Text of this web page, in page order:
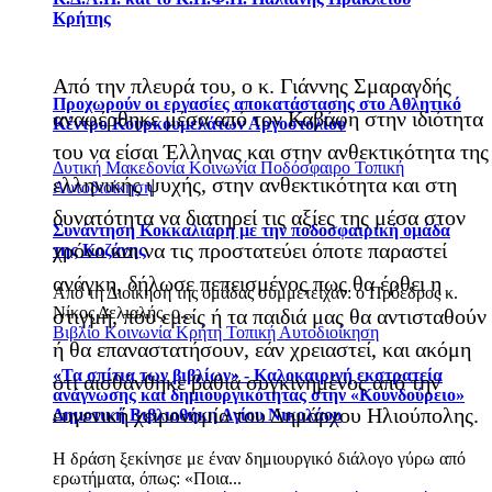
Κρήτης
Προχωρούν οι εργασίες αποκατάστασης στο Αθλητικό
Κέντρο Κουρκουμελάτων Αργοστολίου
Δυτική Μακεδονία Κοινωνία Ποδόσφαιρο Τοπική
Αυτοδιοίκηση
Συνάντηση Κοκκαλιάρη με την ποδοσφαιρική ομάδα
της Κοζάνης
Από τη Διοίκηση της ομάδας συμμετείχαν: o Πρόεδρος κ.
Νίκος Δελιαλής, ο...
Βιβλίο ΚοινωνίαΚρήτη Τοπική Αυτοδιοίκηση
«Τα σπίτια των βιβλίων» - Καλοκαιρινή εκστρατεία
ανάγνωσης και δημιουργικότητας στην «Κουνδούρειο»
Δημοτική Βιβλιοθήκη Αγίου Νικολάου
Η δράση ξεκίνησε με έναν δημιουργικό διάλογο γύρω από
ερωτήματα, όπως: «Ποια...
Από την πλευρά του, ο κ. Γιάννης Σμαραγδής
αναφέρθηκε μέσα από τον Καβάφη στην ιδιότητα
του να είσαι Έλληνας και στην ανθεκτικότητα της
ελληνικής ψυχής, στην ανθεκτικότητα και στη
δυνατότητα να διατηρεί τις αξίες της μέσα στον
χρόνο και να τις προστατεύει όποτε παραστεί
ανάγκη, δήλωσε πεπεισμένος πως θα έρθει η
στιγμή, που εμείς ή τα παιδιά μας θα αντισταθούν
ή θα επαναστατήσουν, εάν χρειαστεί, και ακόμη
ότι αισθάνθηκε βαθιά συγκινημένος από την
ευγενική χειρονομία του Δημάρχου Ηλιούπολης.